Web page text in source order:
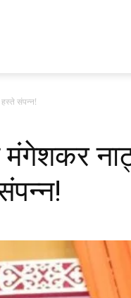
हस्ते संपन्न!
मंगेशकर